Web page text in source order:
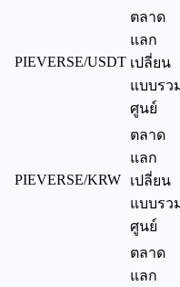
PIEVERSE/USDT
ตลาด
แลก
เปลี่ยน
แบบรว
ศูนย์
PIEVERSE/KRW
ตลาด
แลก
เปลี่ยน
แบบรว
ศูนย์
ตลาด
แลก